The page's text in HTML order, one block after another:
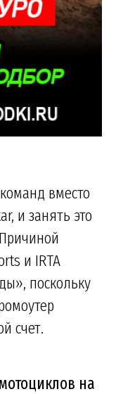
вместо
и занять это
и IRTA
поскольку
счет.
на